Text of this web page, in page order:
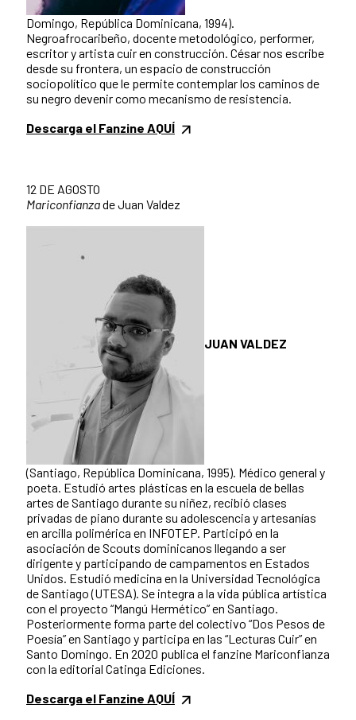
Domingo, República Dominicana, 1994).
Negroafrocaribeño, docente metodológico, performer,
escritor y artista cuir en construcción. César nos escribe
desde su frontera, un espacio de construcción
sociopolítico que le permite contemplar los caminos de
su negro devenir como mecanismo de resistencia.
Descarga el Fanzine AQUÍ
12 DE AGOSTO
Mariconfianzade Juan Valdez
JUAN VALDEZ
(Santiago, República Dominicana, 1995). Médico general y
poeta. Estudió artes plásticas en la escuela de bellas
artes de Santiago durante su niñez, recibió clases
privadas de piano durante su adolescencia y artesanías
en arcilla polimérica en INFOTEP. Participó en la
asociación de Scouts dominicanos llegando a ser
dirigente y participando de campamentos en Estados
Unidos. Estudió medicina en la Universidad Tecnológica
de Santiago (UTESA). Se integra a la vida pública artística
con el proyecto “Mangú Hermético” en Santiago.
Posteriormente forma parte del colectivo “Dos Pesos de
Poesía” en Santiago y participa en las “Lecturas Cuir” en
Santo Domingo. En 2020 publica el fanzine Mariconfianza
con la editorial Catinga Ediciones.
Descarga el Fanzine AQUÍ